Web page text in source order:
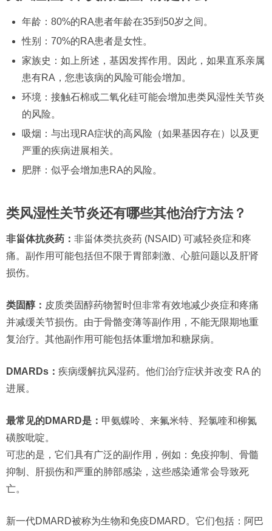
年龄：80%的RA患者年龄在35到50岁之间。
性别：70%的RA患者是女性。
家族史：如上所述，基因发挥作用。因此，如果直系亲属
患有RA，您患该病的风险可能会增加。
环境：接触石棉或二氧化硅可能会增加患类风湿性关节炎
的风险。
吸烟：与出现RA症状的高风险（如果基因存在）以及更
严重的疾病进展相关。
肥胖：似乎会增加患RA的风险。
类风湿性关节炎还有哪些其他治疗方法？
非甾体抗炎药： 非甾体类抗炎药 (NSAID) 可减轻炎症和疼
痛。副作用可能包括但不限于胃部刺激、心脏问题以及肝肾
损伤。
类固醇： 皮质类固醇药物暂时但非常有效地减少炎症和疼痛
并减缓关节损伤。由于骨骼变薄等副作用，不能无限期地重
复治疗。其他副作用可能包括体重增加和糖尿病。
DMARDs： 疾病缓解抗风湿药。他们治疗症状并改变 RA 的
进展。
最常见的DMARD是： 甲氨蝶呤、来氟米特、羟氯喹和柳氮
磺胺吡啶。
可悲的是，它们具有广泛的副作用，例如：免疫抑制、骨髓
抑制、肝损伤和严重的肺部感染，这些感染通常会导致死
亡。
新一代DMARD被称为生物和免疫DMARD。它们包括：阿巴